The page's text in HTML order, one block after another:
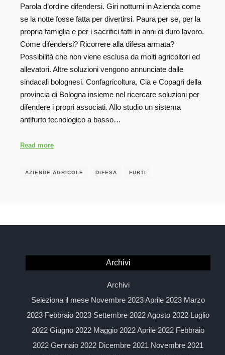
Parola d’ordine difendersi. Giri notturni in Azienda come
se la notte fosse fatta per divertirsi. Paura per se, per la
propria famiglia e per i sacrifici fatti in anni di duro lavoro.
Come difendersi? Ricorrere alla difesa armata?
Possibilità che non viene esclusa da molti agricoltori ed
allevatori. Altre soluzioni vengono annunciate dalle
sindacali bolognesi. Confagricoltura, Cia e Copagri della
provincia di Bologna insieme nel ricercare soluzioni per
difendere i propri associati. Allo studio un sistema
antifurto tecnologico a basso…
Read more
AZIENDE AGRICOLE DIFESA FURTI
Archivi
Archivi
Seleziona il mese Novembre 2023 Aprile 2023 Marzo
2023 Febbraio 2023 Settembre 2022 Agosto 2022 Luglio
2022 Giugno 2022 Maggio 2022 Aprile 2022 Febbraio
2022 Gennaio 2022 Dicembre 2021 Novembre 2021